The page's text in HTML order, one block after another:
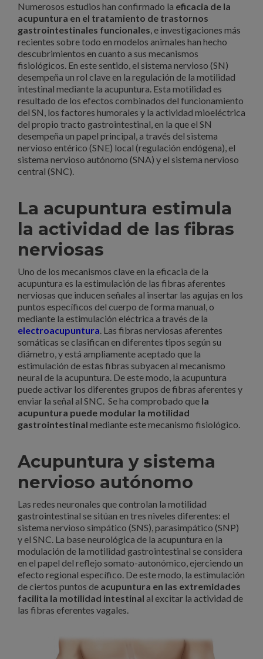
Numerosos estudios han confirmado la eficacia de la
acupuntura en el tratamiento de trastornos
gastrointestinales funcionales, e investigaciones más
recientes sobre todo en modelos animales han hecho
descubrimientos en cuanto a sus mecanismos
fisiológicos. En este sentido, el sistema nervioso (SN)
desempeña un rol clave en la regulación de la motilidad
intestinal mediante la acupuntura. Esta motilidad es
resultado de los efectos combinados del funcionamiento
del SN, los factores humorales y la actividad mioeléctrica
del propio tracto gastrointestinal, en la que el SN
desempeña un papel principal, a través del sistema
nervioso entérico (SNE) local (regulación endógena), el
sistema nervioso autónomo (SNA) y el sistema nervioso
central (SNC).
La acupuntura estimula
la actividad de las fibras
nerviosas
Uno de los mecanismos clave en la eficacia de la
acupuntura es la estimulación de las fibras aferentes
nerviosas que inducen señales al insertar las agujas en los
puntos específicos del cuerpo de forma manual, o
mediante la estimulación eléctrica a través de la
electroacupuntura. Las fibras nerviosas aferentes
somáticas se clasifican en diferentes tipos según su
diámetro, y está ampliamente aceptado que la
estimulación de estas fibras subyacen al mecanismo
neural de la acupuntura. De este modo, la acupuntura
puede activar los diferentes grupos de fibras aferentes y
enviar la señal al SNC. Se ha comprobado que la
acupuntura puede modular la motilidad
gastrointestinal mediante este mecanismo fisiológico.
Acupuntura y sistema
nervioso autónomo
Las redes neuronales que controlan la motilidad
gastrointestinal se sitúan en tres niveles diferentes: el
sistema nervioso simpático (SNS), parasimpático (SNP)
y el SNC. La base neurológica de la acupuntura en la
modulación de la motilidad gastrointestinal se considera
en el papel del reflejo somato-autonómico, ejerciendo un
efecto regional específico. De este modo, la estimulación
de ciertos puntos de acupuntura en las extremidades
facilita la motilidad intestinal al excitar la actividad de
las fibras eferentes vagales.